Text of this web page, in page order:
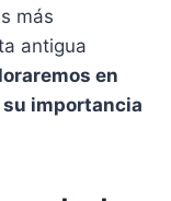
más
antigua
en
importancia